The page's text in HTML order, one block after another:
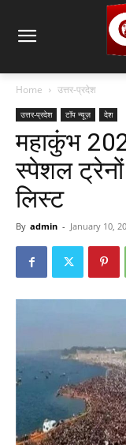
Home उत्तर-प्रदेश
उत्तर-प्रदेश टॉप न्यूज़ देश
महाकुंभ
स्पेशल
लिस्ट
By admin - January 10,